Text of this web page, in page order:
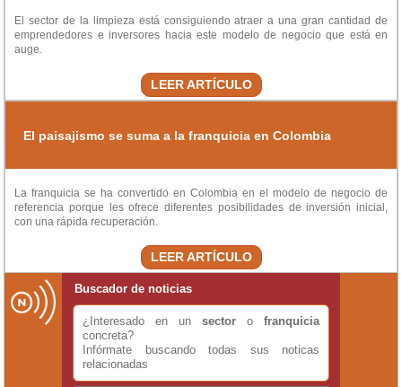
El sector de la limpieza está consiguiendo atraer a una gran cantidad de
emprendedores e inversores hacia este modelo de negocio que está en
auge.
LEER ARTÍCULO
El paisajismo se suma a la franquicia en Colombia
La franquicia se ha convertido en Colombia en el modelo de negocio de
referencia porque les ofrece diferentes posibilidades de inversión inicial,
con una rápida recuperación.
LEER ARTÍCULO
Buscador de noticias
¿Interesado en un sector o franquicia
concreta?
Infórmate buscando todas sus noticas
relacionadas